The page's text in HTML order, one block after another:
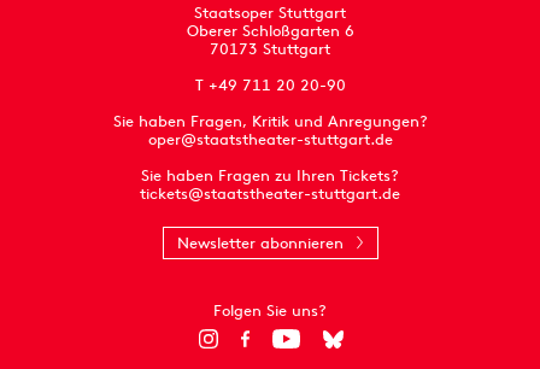
Staatsoper Stuttgart
Oberer Schloßgarten 6
70173 Stuttgart
T +49 711 20 20-90
Sie haben Fragen, Kritik und Anregungen?
oper@staatstheater-stuttgart.de
Sie haben Fragen zu Ihren Tickets?
tickets@staatstheater-stuttgart.de
Newsletter abonnieren
Folgen Sie uns?